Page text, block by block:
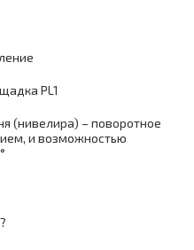
PL1
(нивелира) – поворотное
и возможностью